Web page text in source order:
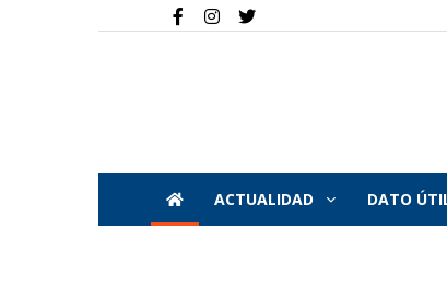
ACTUALIDAD DATO